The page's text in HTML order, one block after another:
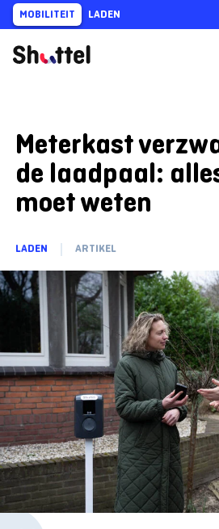
Ga
naar
content
MOBILITEIT LADEN
Meterkast
de laadpaal:
moet weten
LADEN ARTIKEL